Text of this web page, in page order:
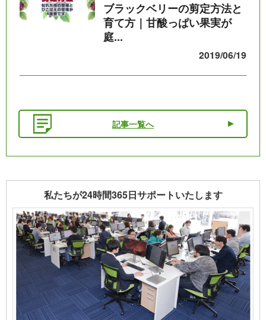
ブラックベリーの剪定方法と
育て方｜甘酸っぱい果実が
庭...
2019/06/19
記事一覧へ
私たちが24時間365日サポートいたします